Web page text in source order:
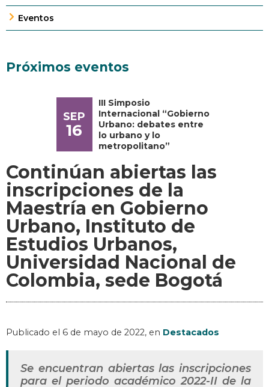
Eventos
Próximos eventos
SEP
16
III Simposio
Internacional “Gobierno
Urbano: debates entre
lo urbano y lo
metropolitano”
Continúan abiertas las
inscripciones de la
Maestría en Gobierno
Urbano, Instituto de
Estudios Urbanos,
Universidad Nacional de
Colombia, sede Bogotá
Publicado el 6 de mayo de 2022, en Destacados
Se encuentran abiertas las inscripciones
para el periodo académico 2022-II de la